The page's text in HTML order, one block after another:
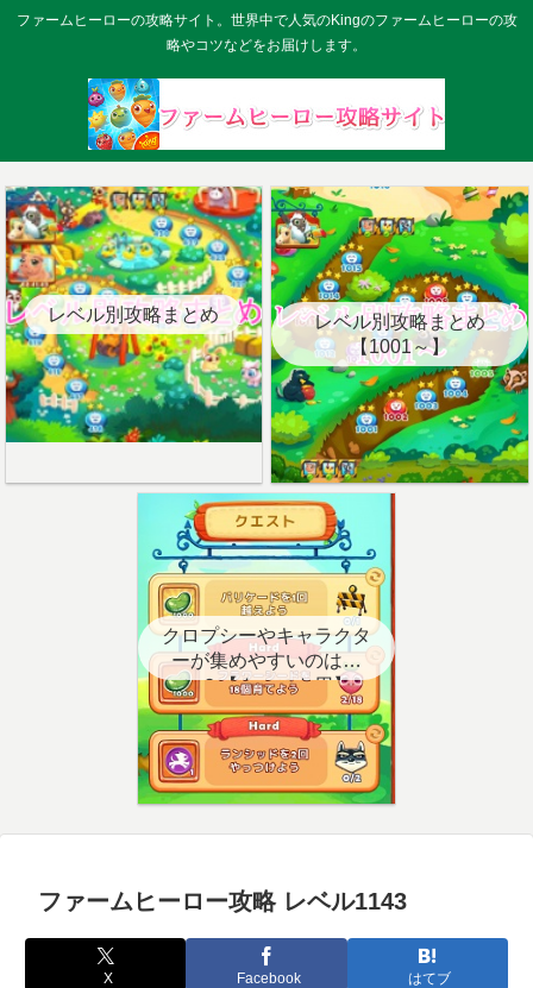
ファームヒーローの攻略サイト。世界中で人気のKingのファームヒーローの攻
略やコツなどをお届けします。
レベル別攻略まとめ
レベル別攻略まとめ
【1001～】
クロプシーやキャラクタ
ーが集めやすいのはど
こ？【クエスト用】
ファームヒーロー攻略 レベル1143
X Facebook はてブ